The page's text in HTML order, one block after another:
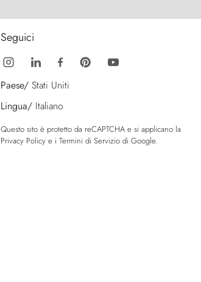
Seguici
Paese/ Stati Uniti
Lingua/ Italiano
Questo sito è protetto da reCAPTCHA e si applicano la
Privacy Policy e i Termini di Servizio di Google.